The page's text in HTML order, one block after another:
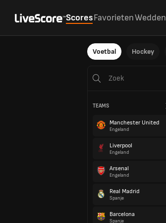
ScoresFavorietenWedden
Voetbal Hockey
TEAMS
Manchester United
Engeland
Liverpool
Engeland
Arsenal
Engeland
Real Madrid
Spanje
Barcelona
Spanje